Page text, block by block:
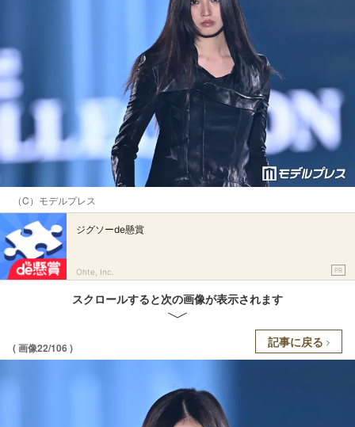
（C）モデルプレス
ジグソーde懸賞
Ohte, Inc. PR
スクロールすると次の画像が表示されます
( 画像22/106 ) 記事に戻る